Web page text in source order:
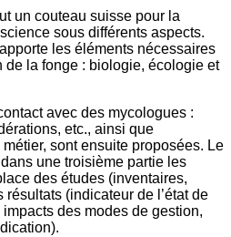
un couteau suisse pour la
sous différents aspects.
les éléments nécessaires
la fonge : biologie, écologie et
avec des mycologues :
etc., ainsi que
sont ensuite proposées. Le
une troisième partie les
des études (inventaires,
(indicateur de l’état de
impacts des modes de gestion,